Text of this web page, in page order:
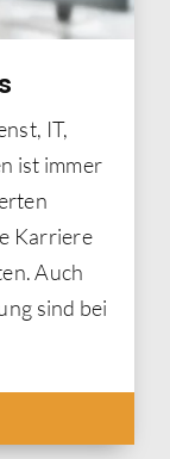
IT,
ist immer
Karriere
Auch
sind bei